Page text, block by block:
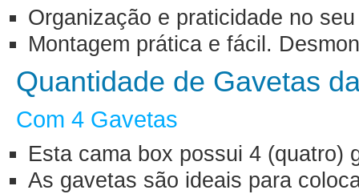
Organização e praticidade no
Montagem prática e fácil.
Quantidade de Gavetas
Com 4 Gavetas
Esta cama box possui 4 (quatro)
As gavetas são ideais para